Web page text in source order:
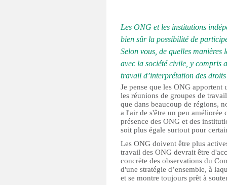
Les ONG et les institutions
bien sûr la possibilité de
Selon vous, de quelles
avec la société civile, y compris
travail d’interprétation des
Je pense que les ONG
les réunions de groupes de
que dans beaucoup de régions,
a l'air de s'être un peu améliorée
présence des ONG et des
soit plus égale surtout pour
Les ONG doivent être plus
travail des ONG devrait être
concrète des observations du
d'une stratégie d’ensemble, à
et se montre toujours prêt à